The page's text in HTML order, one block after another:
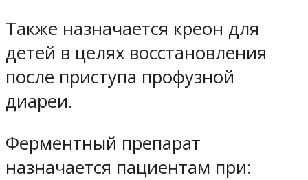
Также назначается креон для
детей в целях восстановления
после приступа профузной
диареи.
Ферментный препарат
назначается пациентам при: